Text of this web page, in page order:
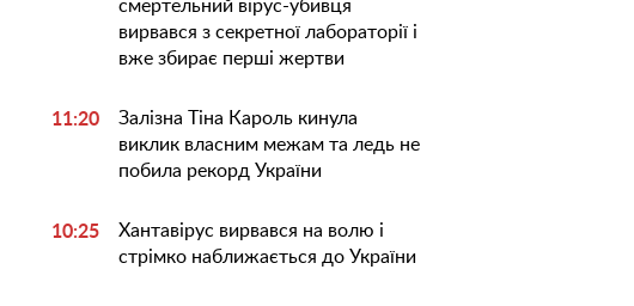
смертельний вірус-убивця
вирвався з секретної лабораторії і
вже збирає перші жертви
11:20
Залізна Тіна Кароль кинула
виклик власним межам та ледь не
побила рекорд України
10:25
Хантавірус вирвався на волю і
стрімко наближається до України